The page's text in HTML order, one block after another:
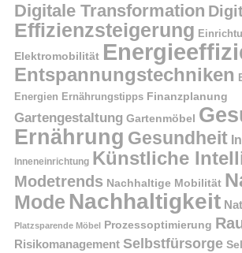
Digitale Transformation
Effizienzsteigerung
Elektromobilität
Entspannungstechniken
Energien Ernährungstipps Finanzplanung
Gartengestaltung Gartenmöbel
Ernährung Gesundheit
Inneneinrichtung Künstliche
Modetrends Nachhaltige Mobilität
Mode Nachhaltigkeit
Platzsparende Möbel Prozessoptimierung
Risikomanagement Selbstfürsorge